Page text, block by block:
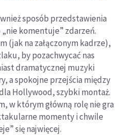
sposób przedstawienia
„nie komentuje” zdarzeń.
(jak na załączonym kadrze),
by pozachwycać nas
dramatycznej muzyki
a spokojne przejścia między
Hollywood, szybki montaż.
w którym główną rolę nie gra
momenty i chwile
się najwięcej.